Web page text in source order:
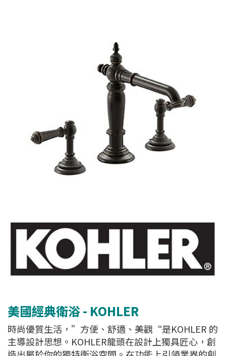
美國經典衛浴 - KOHLER
時尚優質生活，”方便、舒適、美觀“是KOHLER 的
主導設計思想。KOHLER龍頭在設計上獨具匠心，創